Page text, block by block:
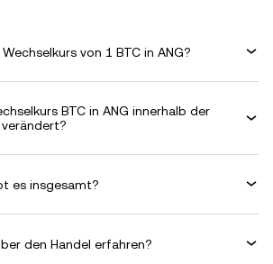
von 1 BTC in ANG?
BTC in ANG innerhalb der
es insgesamt?
den Handel erfahren?